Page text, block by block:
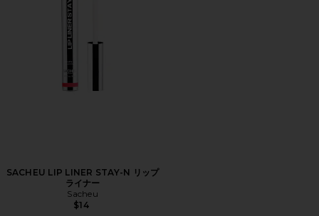
SACHEU LIP LINER STAY-N リップ
ライナー
Sacheu
$14